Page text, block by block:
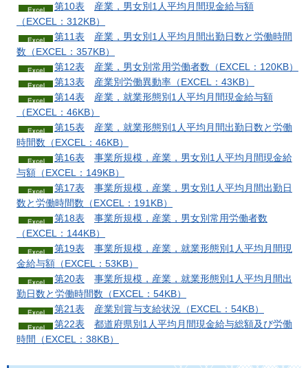
第10表
産業，男女別1人平均月間現金給与額
（EXCEL：312KB）
第11表
産業，男女別1人平均月間出勤日数と労働時間
数（EXCEL：357KB）
第12表
産業，男女別常用労働者数（EXCEL：120KB）
第13表
産業別労働異動率（EXCEL：43KB）
第14表
産業，就業形態別1人平均月間現金給与額
（EXCEL：46KB）
第15表
産業，就業形態別1人平均月間出勤日数と労働
時間数（EXCEL：46KB）
第16表
事業所規模，産業，男女別1人平均月間現金給
与額（EXCEL：149KB）
第17表
事業所規模，産業，男女別1人平均月間出勤日
数と労働時間数（EXCEL：191KB）
第18表
事業所規模，産業，男女別常用労働者数
（EXCEL：144KB）
第19表
事業所規模，産業，就業形態別1人平均月間現
金給与額（EXCEL：53KB）
第20表
事業所規模，産業，就業形態別1人平均月間出
勤日数と労働時間数（EXCEL：54KB）
第21表
産業別賞与支給状況（EXCEL：54KB）
第22表
都道府県別1人平均月間現金給与総額及び労働
時間（EXCEL：38KB）